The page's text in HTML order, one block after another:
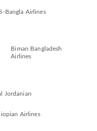
Bangla Airlines
Biman Bangladesh
Airlines
Jordanian
Airlines